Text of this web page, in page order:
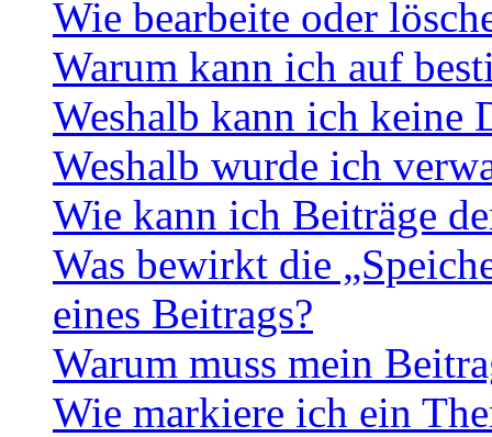
Wie bearbeite oder
Warum kann ich auf
Weshalb kann ich keine
Weshalb wurde ich
Wie kann ich Beiträge
Was bewirkt die
eines Beitrags?
Warum muss mein
Wie markiere ich ein